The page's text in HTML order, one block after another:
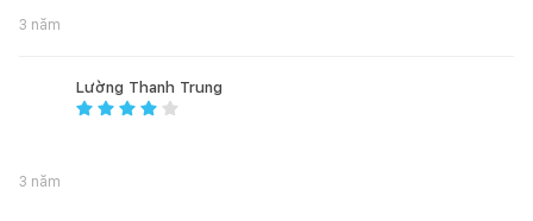
Loại: Cửa trước
TÙY CHỌN NÂNG CAO
Khóa trẻ em: Có
3 năm
Lường Thanh Trung
3 năm